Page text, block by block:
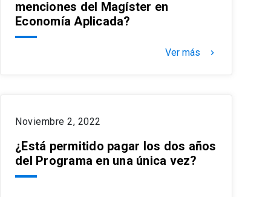
menciones del Magíster en
Economía Aplicada?
Ver más keyboard_arrow_right
Noviembre 2, 2022
¿Está permitido pagar los dos años
del Programa en una única vez?